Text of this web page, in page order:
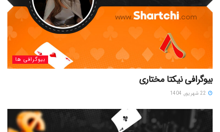
بیوگرافی ها
بیوگرافی نیکتا مختاری